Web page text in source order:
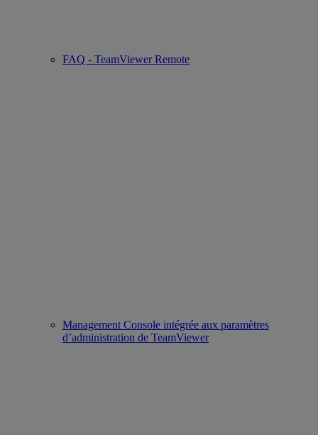
FAQ - TeamViewer Remote
Management Console intégrée aux paramètres
d’administration de TeamViewer